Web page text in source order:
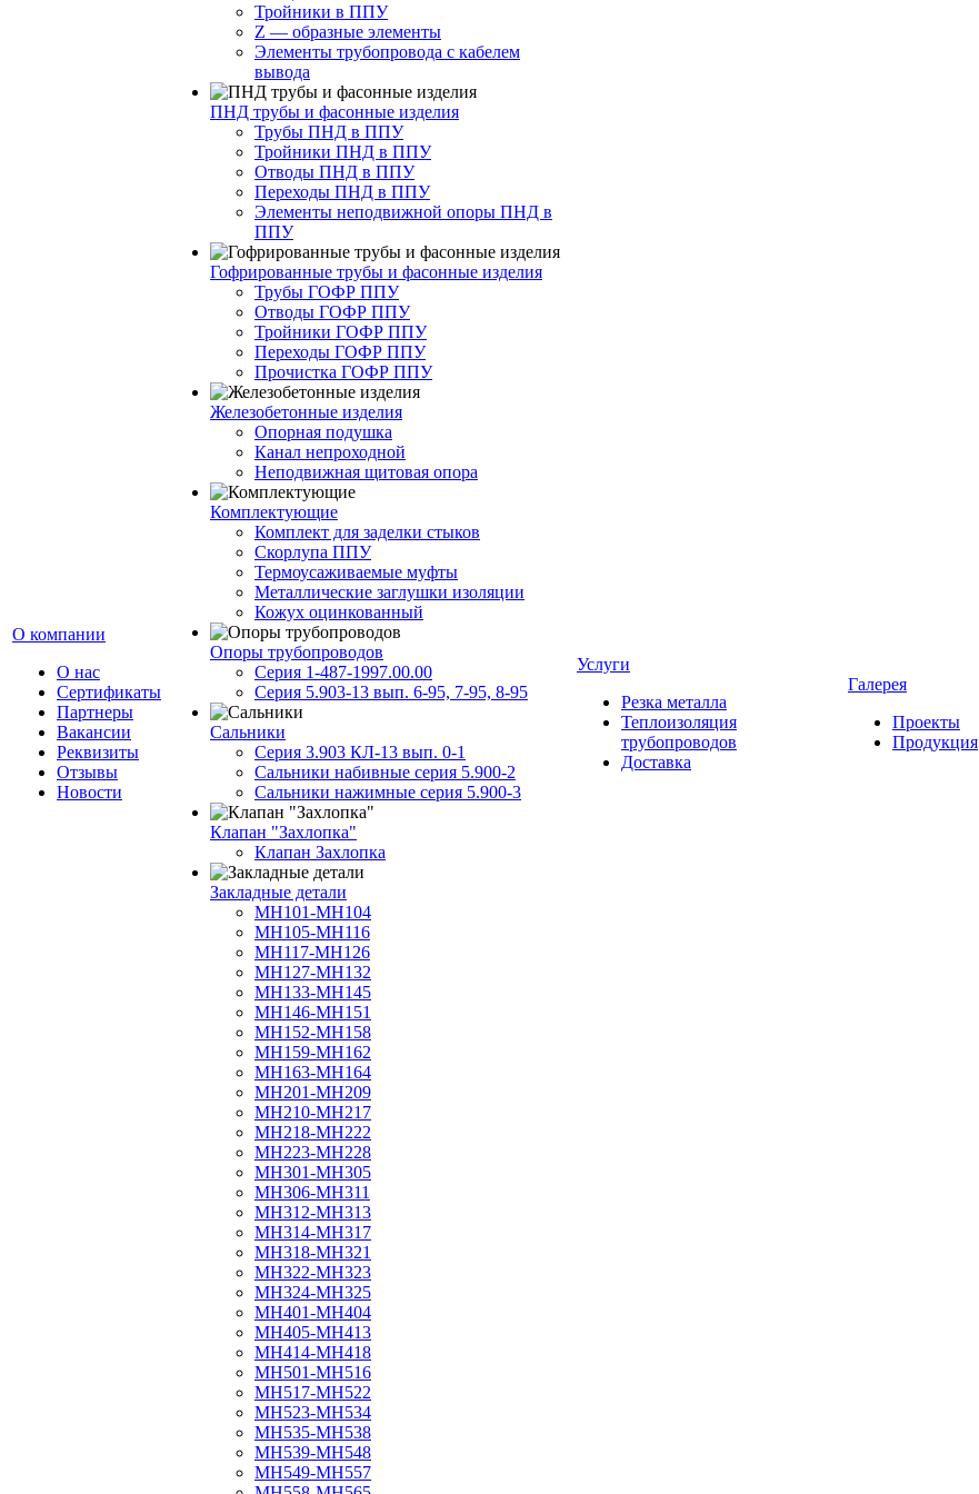
О компании
О нас
Сертификаты
Партнеры
Вакансии
Реквизиты
Отзывы
Новости
Тройники в ППУ
Z — образные элементы
Элементы трубопровода с кабелем
вывода
ПНД трубы и фасонные изделия
Трубы ПНД в ППУ
Тройники ПНД в ППУ
Отводы ПНД в ППУ
Переходы ПНД в ППУ
Элементы неподвижной опоры ПНД в
ППУ
Гофрированные трубы и фасонные изделия
Трубы ГОФР ППУ
Отводы ГОФР ППУ
Тройники ГОФР ППУ
Переходы ГОФР ППУ
Прочистка ГОФР ППУ
Железобетонные изделия
Опорная подушка
Канал непроходной
Неподвижная щитовая опора
Комплектующие
Комплект для заделки стыков
Скорлупа ППУ
Термоусаживаемые муфты
Металлические заглушки изоляции
Кожух оцинкованный
Опоры трубопроводов
Серия 1-487-1997.00.00
Серия 5.903-13 вып. 6-95, 7-95, 8-95
Сальники
Серия 3.903 КЛ-13 вып. 0-1
Сальники набивные серия 5.900-2
Сальники нажимные серия 5.900-3
Клапан "Захлопка"
Клапан Захлопка
Закладные детали
МН101-МН104
МН105-МН116
МН117-МН126
МН127-МН132
МН133-МН145
МН146-МН151
МН152-МН158
МН159-МН162
МН163-МН164
МН201-МН209
МН210-МН217
МН218-МН222
МН223-МН228
МН301-МН305
МН306-МН311
МН312-МН313
МН314-МН317
МН318-МН321
МН322-МН323
МН324-МН325
МН401-МН404
МН405-МН413
МН414-МН418
МН501-МН516
МН517-МН522
МН523-МН534
МН535-МН538
МН539-МН548
МН549-МН557
Услуги
Резка металла
Теплоизоляция
трубопроводов
Доставка
Галерея
Проекты
Продукция